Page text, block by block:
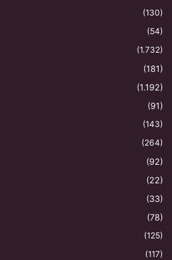
(130)
(54)
(1.732)
(181)
(1.192)
(91)
(143)
(264)
(92)
(22)
(33)
(78)
(125)
(117)